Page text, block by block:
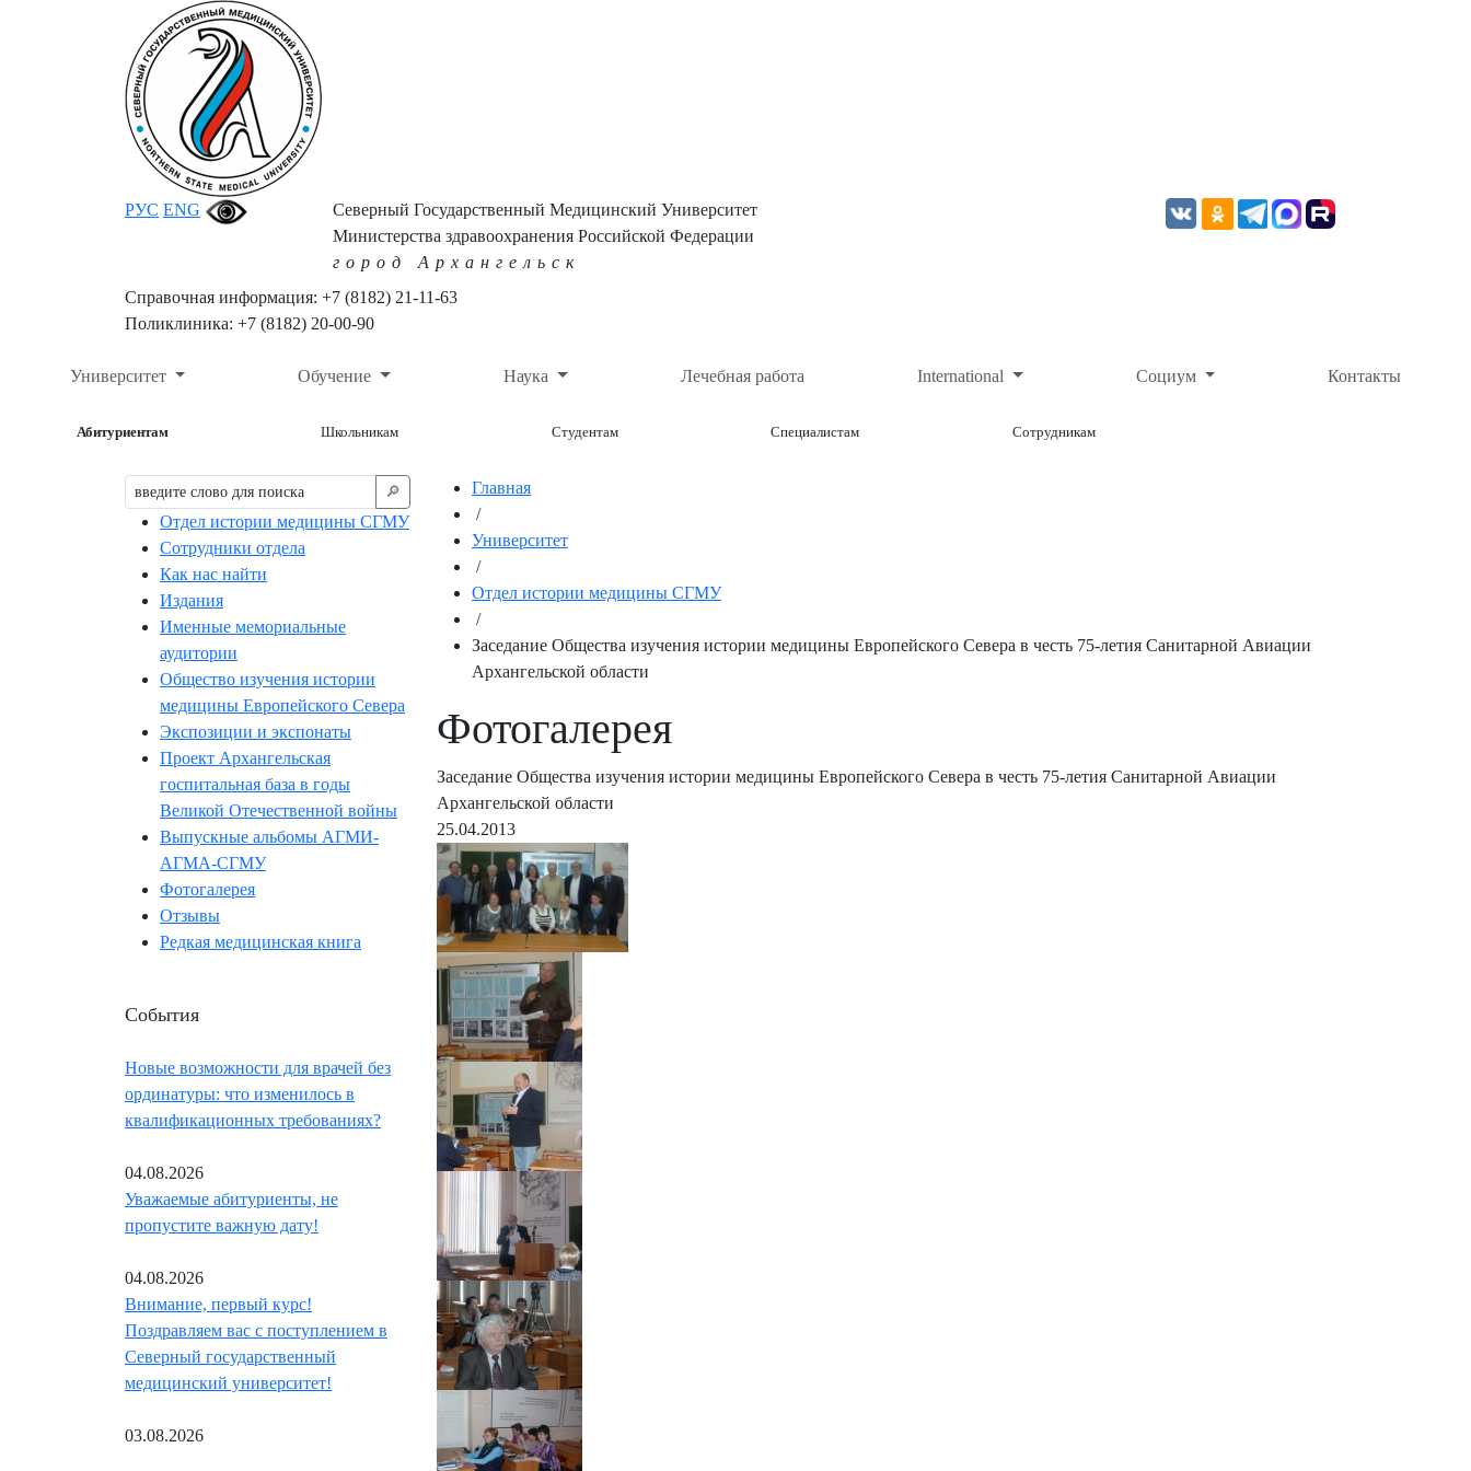
РУС ENG
Северный Государственный Медицинский Университет
Министерства здравоохранения Российской Федерации
город Архангельск
Справочная информация: +7 (8182) 21-11-63
Поликлиника: +7 (8182) 20-00-90
Университет Обучение Наука Лечебная работа International Социум Контакты
Абитуриентам Школьникам Студентам Специалистам Сотрудникам
🔎︎
Отдел истории медицины СГМУ
Сотрудники отдела
Как нас найти
Издания
Именные мемориальные
аудитории
Общество изучения истории
медицины Европейского Севера
Экспозиции и экспонаты
Проект Архангельская
госпитальная база в годы
Великой Отечественной войны
Выпускные альбомы АГМИ-
АГМА-СГМУ
Фотогалерея
Отзывы
Редкая медицинская книга
События
Новые возможности для врачей без
ординатуры: что изменилось в
квалификационных требованиях?
04.08.2026
Уважаемые абитуриенты, не
пропустите важную дату!
04.08.2026
Внимание, первый курс!
Поздравляем вас с поступлением в
Северный государственный
медицинский университет!
03.08.2026
Главная
/
Университет
/
Отдел истории медицины СГМУ
/
Заседание Общества изучения истории медицины Европейского Севера в честь 75-летия Санитарной Авиации
Архангельской области
Фотогалерея
Заседание Общества изучения истории медицины Европейского Севера в честь 75-летия Санитарной Авиации
Архангельской области
25.04.2013